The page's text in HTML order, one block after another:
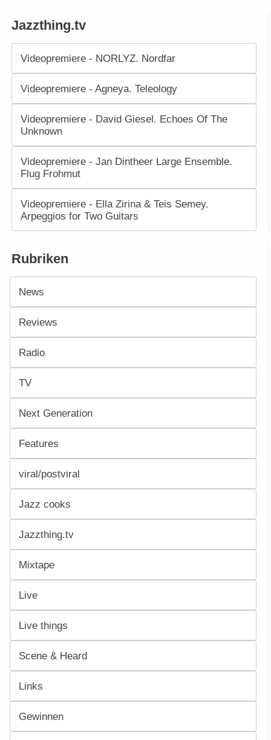
Jazzthing.tv
Videopremiere - NORLYZ. Nordfar
Videopremiere - Agneya. Teleology
Videopremiere - David Giesel. Echoes Of The
Unknown
Videopremiere - Jan Dintheer Large Ensemble.
Flug Frohmut
Videopremiere - Ella Zirina & Teis Semey.
Arpeggios for Two Guitars
Rubriken
News
Reviews
Radio
TV
Next Generation
Features
viral/postviral
Jazz cooks
Jazzthing.tv
Mixtape
Live
Live things
Scene & Heard
Links
Gewinnen